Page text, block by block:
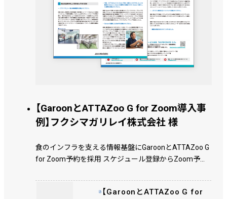
【GaroonとATTAZoo G for Zoom導入事
例】フクシマガリレイ株式会社 様
食のインフラを支える情報基盤にGaroonとATTAZoo G
for Zoom予約を採用 スケジュール登録からZoom予約
【GaroonとATTAZoo G for